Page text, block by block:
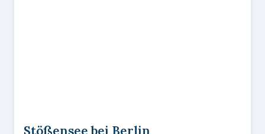
Stößensee bei Berlin